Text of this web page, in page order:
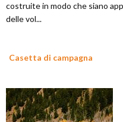
costruite in modo che siano
delle vol...
Casetta di campagna